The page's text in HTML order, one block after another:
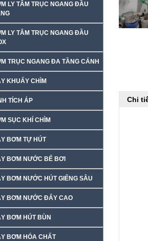
LY TÂM TRỤC NGANG ĐẦU
LY TÂM TRỤC NGANG ĐẦU
TRỤC NGANG ĐA TẦNG CÁNH
KHUẤY CHÌM
TÍCH ÁP
SỤC KHÍ CHÌM
BƠM TỰ HÚT
BƠM NƯỚC BỂ BƠI
BƠM NƯỚC HÚT GIẾNG SÂU
BƠM NƯỚC ĐẨY CAO
BƠM HÚT BÙN
BƠM HÓA CHẤT
Chi